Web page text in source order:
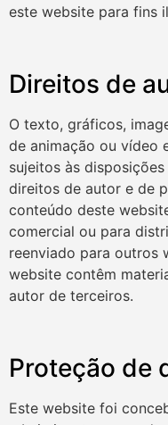
este website para fins
Direitos de
O texto, gráficos,
de animação ou vídeo
sujeitos às
direitos de autor e de
conteúdo deste
comercial ou para
reenviado para outros
website contêm
autor de terceiros.
Proteção de
Este website foi